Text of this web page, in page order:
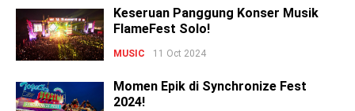
Keseruan Panggung Konser Musik
FlameFest Solo!
MUSIC 11 Oct 2024
Momen Epik di Synchronize Fest
2024!